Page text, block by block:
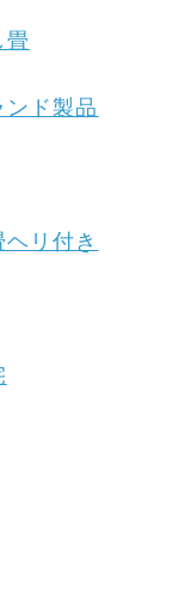
畳
ド製品
リ付き